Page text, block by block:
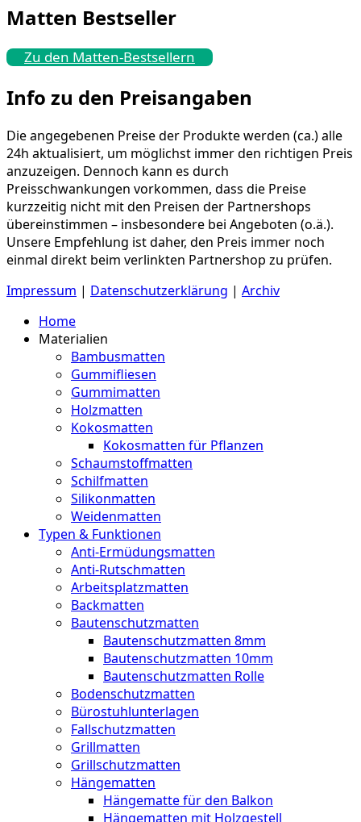
Matten Bestseller
Zu den Matten-Bestsellern
Info zu den Preisangaben
Die angegebenen Preise der Produkte werden (ca.) alle
24h aktualisiert, um möglichst immer den richtigen Preis
anzuzeigen. Dennoch kann es durch
Preisschwankungen vorkommen, dass die Preise
kurzzeitig nicht mit den Preisen der Partnershops
übereinstimmen – insbesondere bei Angeboten (o.ä.).
Unsere Empfehlung ist daher, den Preis immer noch
einmal direkt beim verlinkten Partnershop zu prüfen.
Impressum | Datenschutzerklärung | Archiv
Home
Materialien
Bambusmatten
Gummifliesen
Gummimatten
Holzmatten
Kokosmatten
Kokosmatten für Pflanzen
Schaumstoffmatten
Schilfmatten
Silikonmatten
Weidenmatten
Typen & Funktionen
Anti-Ermüdungsmatten
Anti-Rutschmatten
Arbeitsplatzmatten
Backmatten
Bautenschutzmatten
Bautenschutzmatten 8mm
Bautenschutzmatten 10mm
Bautenschutzmatten Rolle
Bodenschutzmatten
Bürostuhlunterlagen
Fallschutzmatten
Grillmatten
Grillschutzmatten
Hängematten
Hängematte für den Balkon
Hängematten mit Holzgestell